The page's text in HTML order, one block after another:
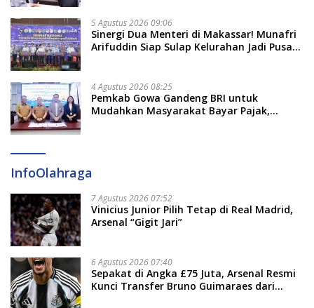
5 Agustus 2026 09:06
Sinergi Dua Menteri di Makassar! Munafri
Arifuddin Siap Sulap Kelurahan Jadi Pusat
4 Agustus 2026 08:25
Pemkab Gowa Gandeng BRI untuk
Mudahkan Masyarakat Bayar Pajak,
InfoOlahraga
7 Agustus 2026 07:52
Vinicius Junior Pilih Tetap di Real Madrid,
Arsenal “Gigit Jari”
6 Agustus 2026 07:40
Sepakat di Angka £75 Juta, Arsenal Resmi
Kunci Transfer Bruno Guimaraes dari